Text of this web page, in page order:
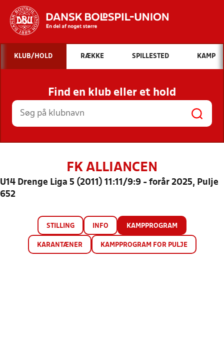
Hvad vil du søge efter?
INDHOLD OG NYHEDER
STILLINGER, RESULTATER, KLUBBER OG
HOLD
KLUB/HOLD RÆKKE SPILLESTED KAMP
Find en klub eller et hold
FK ALLIANCEN
U14 Drenge Liga 5 (2011) 11:11/9:9 - forår 2025, Pulje
652
STILLING INFO KAMPPROGRAM
KARANTÆNER KAMPPROGRAM FOR PULJE